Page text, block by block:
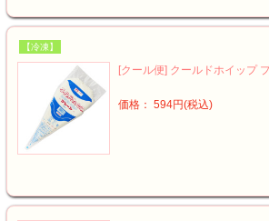
【冷凍】
[クール便] クールドホイップ
価格： 594円(税込)